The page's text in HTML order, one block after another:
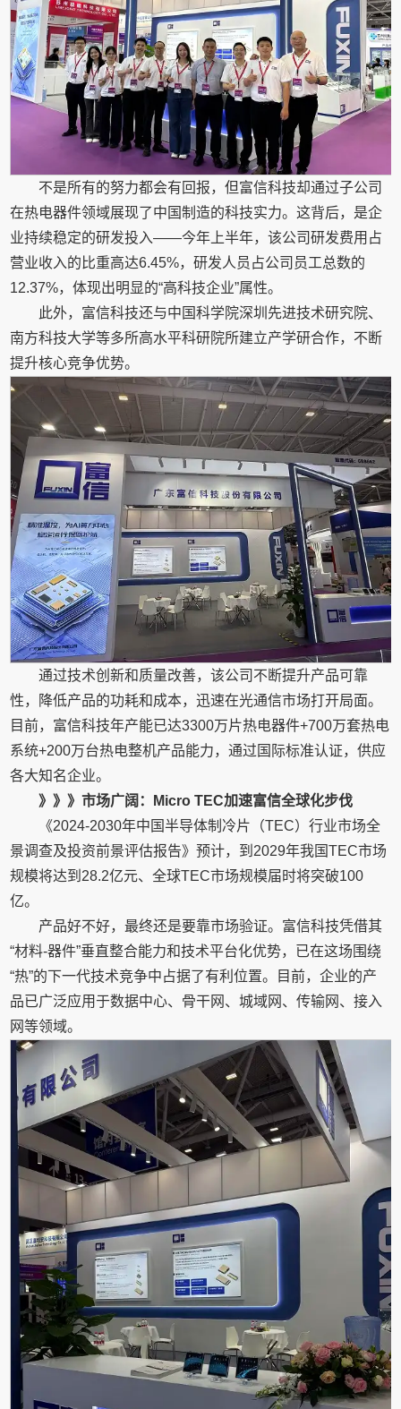
不是所有的努力都会有回报，但富信科技却通过子公司
在热电器件领域展现了中国制造的科技实力。这背后，是企
业持续稳定的研发投入——今年上半年，该公司研发费用占
营业收入的比重高达6.45%，研发人员占公司员工总数的
12.37%，体现出明显的“高科技企业”属性。
此外，富信科技还与中国科学院深圳先进技术研究院、
南方科技大学等多所高水平科研院所建立产学研合作，不断
提升核心竞争优势。
通过技术创新和质量改善，该公司不断提升产品可靠
性，降低产品的功耗和成本，迅速在光通信市场打开局面。
目前，富信科技年产能已达3300万片热电器件+700万套热电
系统+200万台热电整机产品能力，通过国际标准认证，供应
各大知名企业。
》》》市场广阔：Micro TEC加速富信全球化步伐
《2024-2030年中国半导体制冷片（TEC）行业市场全
景调查及投资前景评估报告》预计，到2029年我国TEC市场
规模将达到28.2亿元、全球TEC市场规模届时将突破100
亿。
产品好不好，最终还是要靠市场验证。富信科技凭借其
“材料-器件”垂直整合能力和技术平台化优势，已在这场围绕
“热”的下一代技术竞争中占据了有利位置。目前，企业的产
品已广泛应用于数据中心、骨干网、城域网、传输网、接入
网等领域。